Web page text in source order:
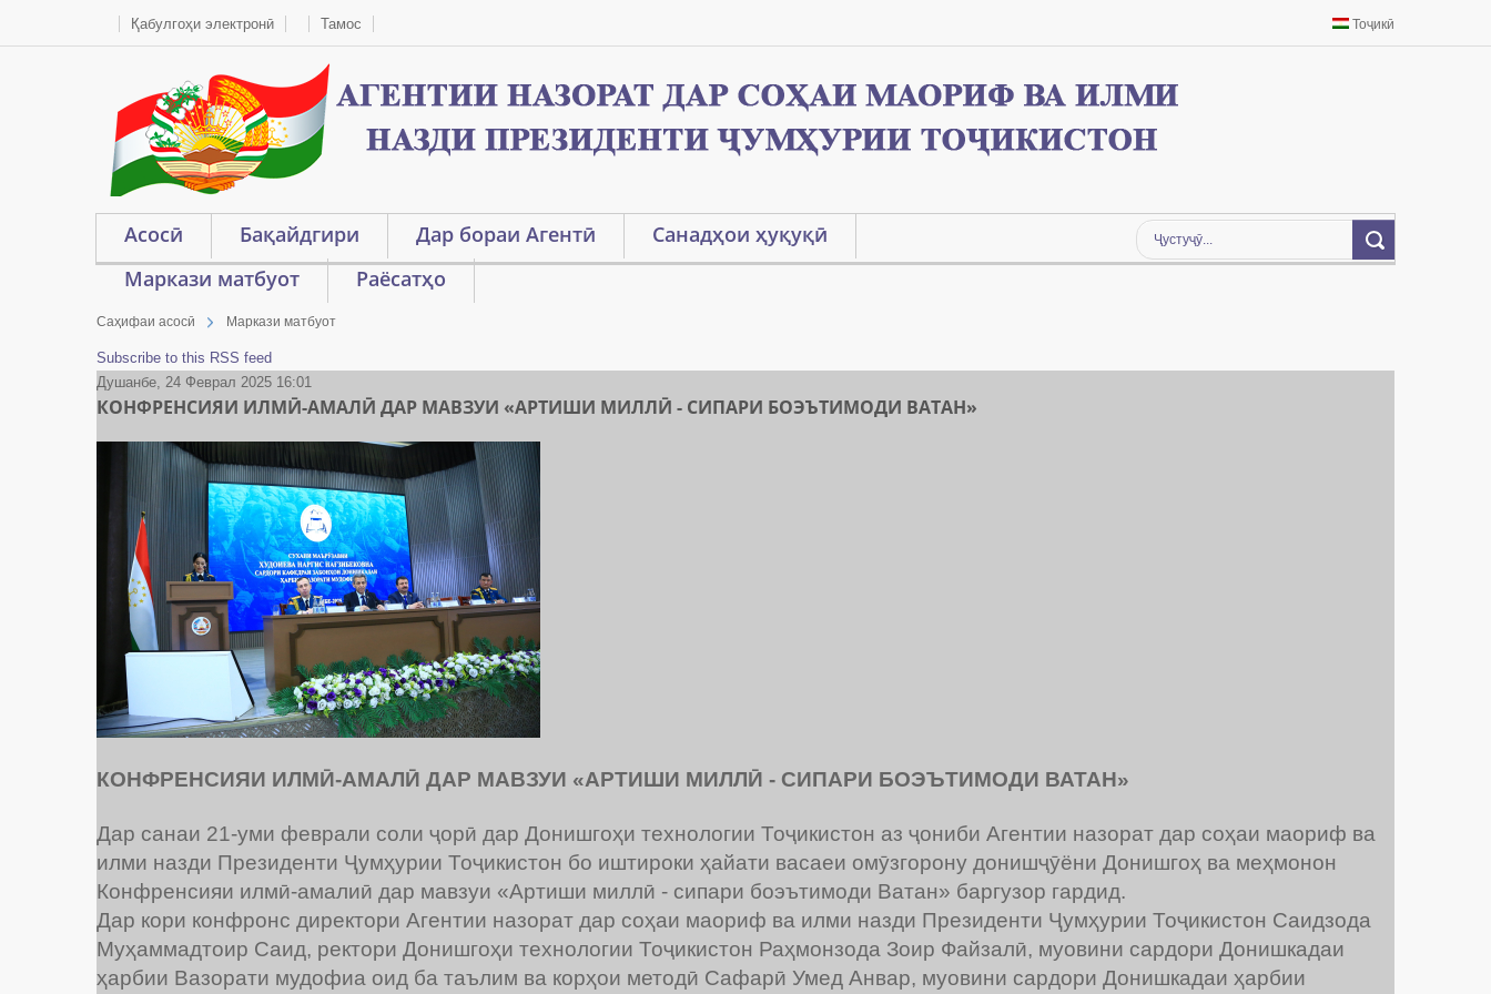
Қабулгоҳи электронӣ Тамос Тоҷикӣ
Асосӣ Бақайдгири Дар бораи Агентӣ
Санадҳои ҳуқуқӣ
Маркази матбуот
Раёсатҳо
Саҳифаи асосӣ Маркази матбуот
Subscribe to this RSS feed
Душанбе, 24 Феврал 2025 16:01
КОНФРЕНСИЯИ ИЛМӢ-АМАЛӢ ДАР МАВЗУИ «АРТИШИ МИЛЛӢ - СИПАРИ БОЭЪТИМОДИ ВАТАН»
КОНФРЕНСИЯИ ИЛМӢ-АМАЛӢ ДАР МАВЗУИ «АРТИШИ МИЛЛӢ - СИПАРИ БОЭЪТИМОДИ ВАТАН»
Дар санаи 21-уми феврали соли ҷорӣ дар Донишгоҳи технологии Тоҷикистон аз ҷониби Агентии назорат дар соҳаи маориф ва
илми назди Президенти Ҷумҳурии Тоҷикистон бо иштироки ҳайати васаеи омӯзгорону донишҷӯёни Донишгоҳ ва меҳмонон
Конфренсияи илмӣ-амалиӣ дар мавзуи «Артиши миллӣ - сипари боэътимоди Ватан» баргузор гардид.
Дар кори конфронс директори Агентии назорат дар соҳаи маориф ва илми назди Президенти Ҷумҳурии Тоҷикистон Саидзода
Муҳаммадтоир Саид, ректори Донишгоҳи технологии Тоҷикистон Раҳмонзода Зоир Файзалӣ, муовини сардори Донишкадаи
ҳарбии Вазорати мудофиа оид ба таълим ва корҳои методӣ Сафарӣ Умед Анвар, муовини сардори Донишкадаи ҳарбии